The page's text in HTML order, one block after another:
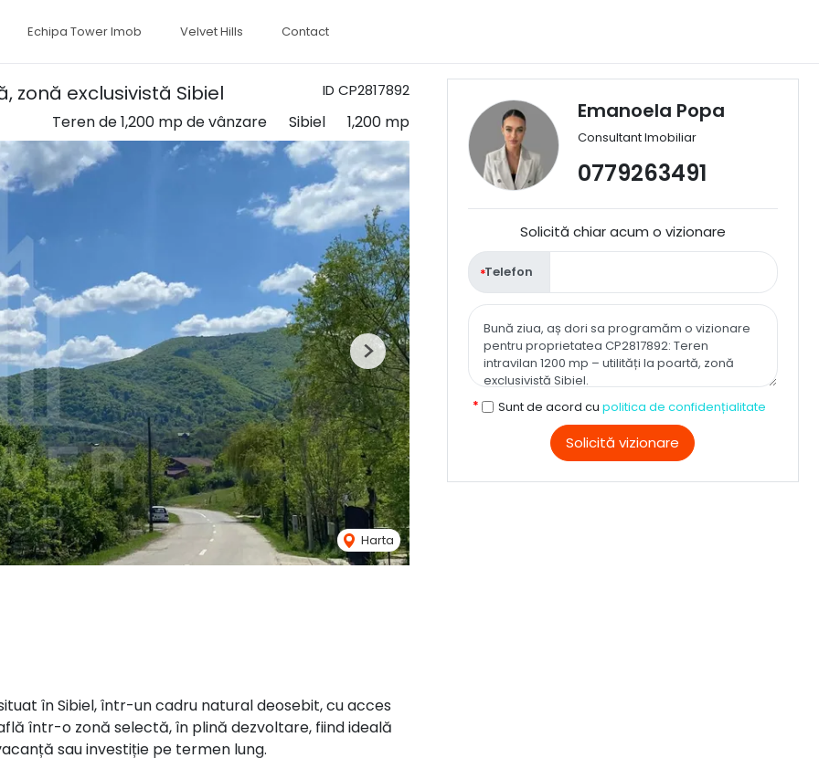
Echipa Tower Imob Velvet Hills Contact
ID CP2817892
zonă exclusivistă Sibiel
Teren de 1,200 mp de vânzare Sibiel 1,200 mp
Harta
Next
în Sibiel, într-un cadru natural deosebit, cu acces
într-o zonă selectă, în plină dezvoltare, fiind ideală
sau investiție pe termen lung.
Emanoela Popa
Consultant Imobiliar
0779263491
Solicită chiar acum o vizionare
Telefon
Sunt de acord cu politica de confidențialitate
Solicită vizionare